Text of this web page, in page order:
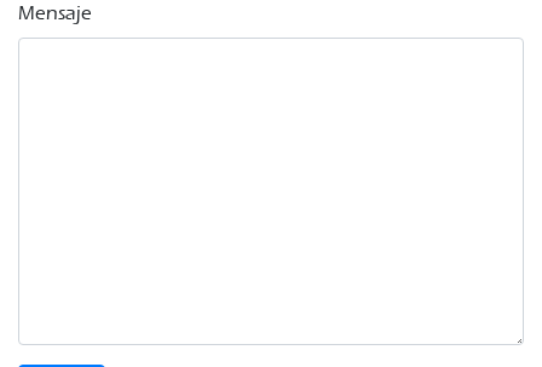
Mensaje